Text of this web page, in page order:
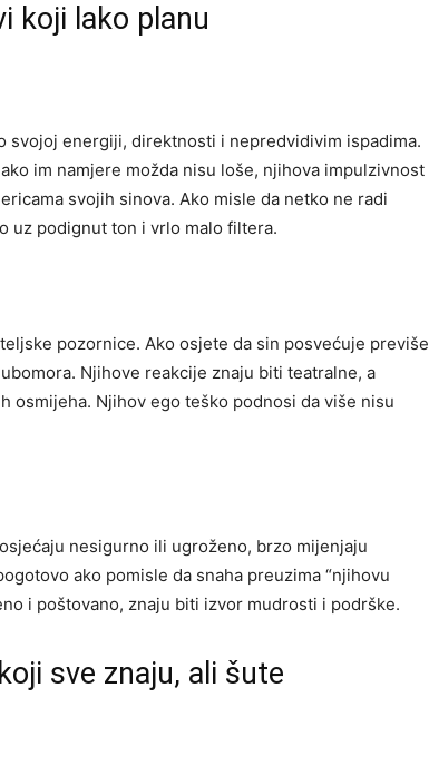
koji lako planu
svojoj energiji, direktnosti i nepredvidivim ispadima.
im namjere možda nisu loše, njihova impulzivnost
svojih sinova. Ako misle da netko ne radi
uz podignut ton i vrlo malo filtera.
pozornice. Ako osjete da sin posvećuje previše
Njihove reakcije znaju biti teatralne, a
osmijeha. Njihov ego teško podnosi da više nisu
nesigurno ili ugroženo, brzo mijenjaju
ako pomisle da snaha preuzima “njihovu
i poštovano, znaju biti izvor mudrosti i podrške.
sve znaju, ali šute